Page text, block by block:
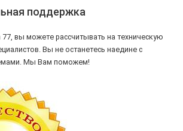
поддержка
77, вы можете рассчитывать на техническую
Вы не останетесь наедине с
Мы Вам поможем!